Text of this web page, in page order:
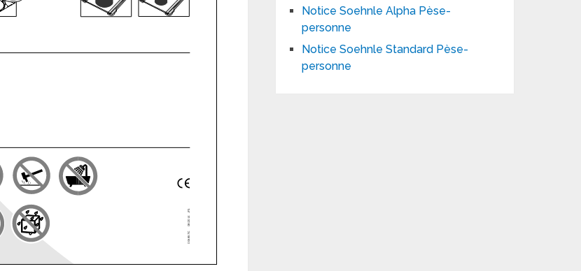
Notice Soehnle Alpha Pèse-
personne
Notice Soehnle Standard Pèse-
personne